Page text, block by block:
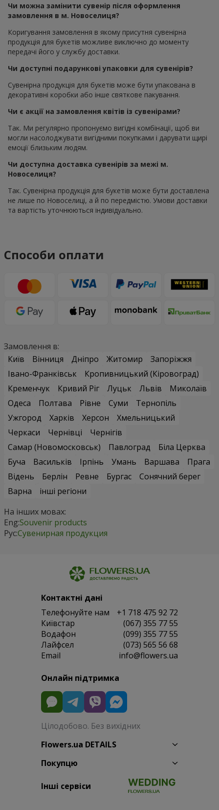
Чи можна замінити сувенір після оформлення
замовлення в м. Новоселиця?
Коригування замовлення в якому присутня сувенірна
продукція для букетів можливе виключно до моменту
передачі його у службу доставки.
Чи доступні подарункові упаковки для сувенірів?
Сувенірна продукція для букетів може бути упакована в
декоративні коробки або інше святкове пакування.
Чи є акції на замовлення квітів із сувенірами?
Так. Ми регулярно пропонуємо вигідні комбінації, щоб ви
могли насолоджувати вигідними покупками і дарувати щирі
емоції близьким людям.
Чи доступна доставка сувенірів за межі м.
Новоселиця?
Так. Сувенірна продукція для букетів може бути доставлена
не лише по Новоселиці, а й по передмістю. Умови доставки
та вартість уточнюються індивідуально.
Способи оплати
Замовлення в:
Київ
Вінниця Дніпро Житомир
Запоріжжя
Івано-Франківськ
Кропивницький (Кіровоград)
Кременчук
Кривий Ріг Луцьк Львів
Миколаїв
Одеса
Полтава Рівне Суми
Тернопіль
Ужгород
Харків Херсон
Хмельницький
Черкаси
Чернівці
Чернігів
Самар (Новомосковськ)
Павлоград
Біла Церква
Буча
Васильків Ірпінь Умань Варшава
Прага
Відень
Берлін Ревне Бургас
Сонячний берег
Варна
інші регіони
На інших мовах:
Eng:Souvenir products
Рус:Сувенирная продукция
Контактні дані
Телефонуйте нам
+1 718 475 92 72
Київстар
(067) 355 77 55
Водафон
(099) 355 77 55
Лайфсел
(073) 565 56 68
Email
info@flowers.ua
Онлайн підтримка
Цілодобово. Без вихідних
Flowers.ua DETAILS
Покупцю
Інші сервіси